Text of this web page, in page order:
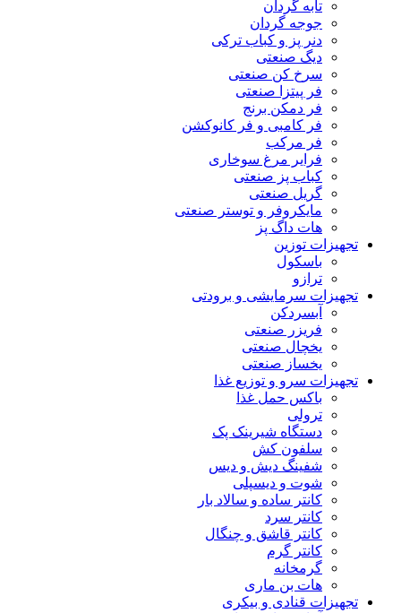
تابه گردان
جوجه گردان
دنر پز و کباب ترکی
دیگ صنعتی
سرخ کن صنعتی
فر پیتزا صنعتی
فر دمکن برنج
فر کامبی و فر کانوکشن
فر مرکب
فرایر مرغ سوخاری
کباب پز صنعتی
گریل صنعتی
مایکروفر و توستر صنعتی
هات داگ پز
تجهیزات توزین
باسکول
ترازو
تجهیزات سرمایشی و برودتی
آبسردکن
فریزر صنعتی
یخچال صنعتی
یخساز صنعتی
تجهیزات سرو و توزیع غذا
باکس حمل غذا
ترولی
دستگاه شیرینک پک
سلفون کش
شفینگ دیش و دیس
شوت و دیسپلی
کانتر ساده و سالاد بار
کانتر سرد
کانتر قاشق و چنگال
کانتر گرم
گرمخانه
هات بن ماری
تجهیزات قنادی و بیکری